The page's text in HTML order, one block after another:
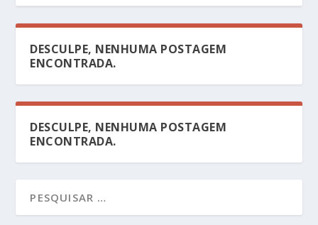
DESCULPE, NENHUMA POSTAGEM
ENCONTRADA.
DESCULPE, NENHUMA POSTAGEM
ENCONTRADA.